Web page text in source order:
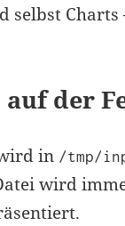
selbst Charts
auf der
in /tmp/
wird